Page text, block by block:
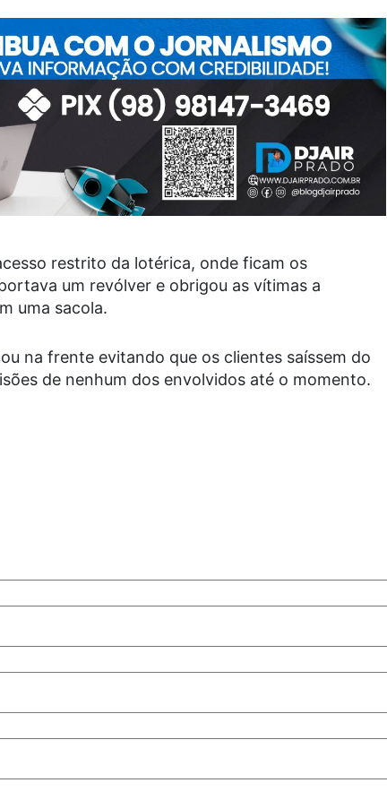
restrito da lotérica, onde ficam os
um revólver e obrigou as vítimas a
uma sacola.
na frente evitando que os clientes saíssem do
de nenhum dos envolvidos até o momento.